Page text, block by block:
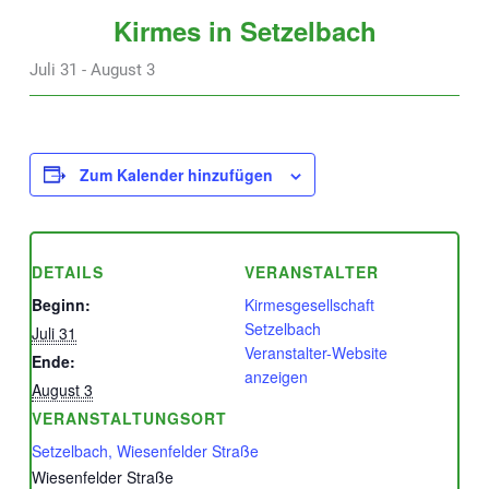
Kirmes in Setzelbach
Juli 31 -August 3
Zum Kalender hinzufügen
DETAILS
Beginn:
Juli 31
Ende:
August 3
VERANSTALTUNGSORT
Setzelbach, Wiesenfelder Straße
Wiesenfelder Straße
VERANSTALTER
Kirmesgesellschaft
Setzelbach
Veranstalter-Website
anzeigen